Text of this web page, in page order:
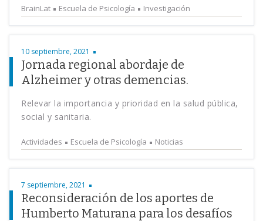
BrainLat Escuela de Psicología Investigación
10 septiembre, 2021
Jornada regional abordaje de
Alzheimer y otras demencias.
Relevar la importancia y prioridad en la salud pública,
social y sanitaria.
Actividades Escuela de Psicología Noticias
7 septiembre, 2021
Reconsideración de los aportes de
Humberto Maturana para los desafíos